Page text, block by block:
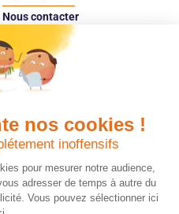
nos cookies !
inoffensifs
pour mesurer notre audience,
adresser de temps à autre du
Vous pouvez sélectionner ici
Nous contacter
Espace
donateur
Donner en confiance
Vos dons sont
déductibles à 75 % de
vos impôts. Depuis
plus de 15 ans, CARE
France est une